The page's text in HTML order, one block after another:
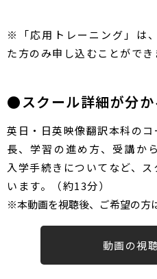
※「応用トレーニング」は
た方のみ申し込むことができ
●スクール詳細が分か
英日・日英映像翻訳本科の
長、学習の進め方、受講か
入学手続きについてなど、
います。（約13分）
※本動画を視聴後、ご希望の方
動画の視